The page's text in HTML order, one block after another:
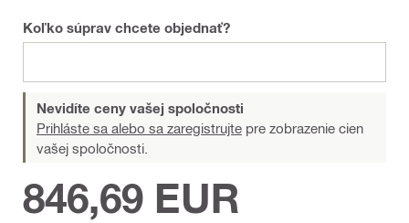
Koľko súprav chcete objednať?
Nevidíte ceny vašej spoločnosti
Prihláste sa alebo sa zaregistrujte pre zobrazenie cien
vašej spoločnosti.
846,69 EUR